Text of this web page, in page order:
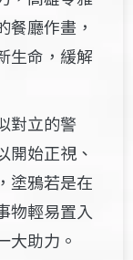
餐廳作畫，
生命，緩解
對立的警
開始正視、
塗鴉若是在
物輕易置入
大助力。